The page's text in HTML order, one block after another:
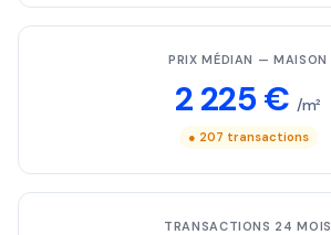
PRIX MÉDIAN — MAISON
2 225 € /m²
● 207 transactions
TRANSACTIONS 24 MOIS